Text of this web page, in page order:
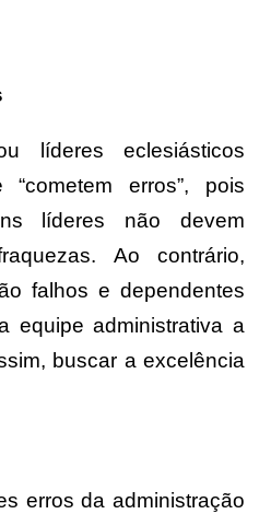
líderes eclesiásticos
erros”, pois
líderes não devem
Ao contrário,
falhos e dependentes
equipe administrativa a
buscar a excelência
erros da administração